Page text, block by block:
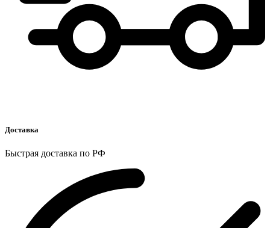
Доставка
Быстрая доставка по РФ